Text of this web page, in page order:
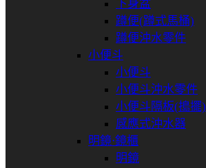
下身盆
蹲便(蹲式馬桶)
蹲便沖水零件
小便斗
小便斗
小便斗沖水零件
小便斗隔板(搗擺)
感應式沖水器
明鏡⋅鏡櫃
明鏡